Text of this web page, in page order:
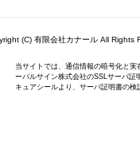
(C) 有限会社カナール All Rights
当サイトでは、通信情報の暗号化と
ーバルサイン株式会社のSSLサーバ証
キュアシールより、サーバ証明書の検